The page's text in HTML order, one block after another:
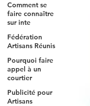
Comment se
faire connaître
sur inte
Fédération
Artisans Réunis
Pourquoi faire
appel à un
courtier
Publicité pour
Artisans